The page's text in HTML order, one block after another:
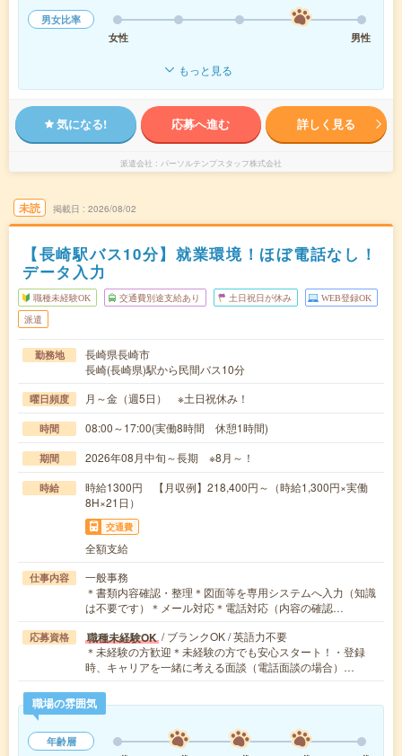
男女比率
女性
男性
もっと見る
気になる! 応募へ進む 詳しく見る
派遣会社 パーソルテンプスタッフ株式会社
未読 掲載日 2026/08/02
【長崎駅バス10分】就業環境！ほぼ電話なし！
データ入力
職種未経験OK 交通費別途支給あり 土日祝日が休み WEB登録OK
派遣
勤務地
長崎県長崎市
長崎(長崎県)駅から民間バス10分
曜日頻度 月～金（週5日） ※土日祝休み！
時間 08:00～17:00(実働8時間 休憩1時間)
期間 2026年08月中旬～長期 ※8月～！
時給
時給1300円 【月収例】218,400円～（時給1,300円×実働
8H×21日）
交通費
全額支給
仕事内容
一般事務
＊書類内容確認・整理＊図面等を専用システムへ入力（知識
は不要です）＊メール対応＊電話対応（内容の確認…
応募資格 職種未経験OK / ブランクOK / 英語力不要
＊未経験の方歓迎＊未経験の方でも安心スタート！・登録
時、キャリアを一緒に考える面談（電話面談の場合）…
職場の雰囲気
年齢層